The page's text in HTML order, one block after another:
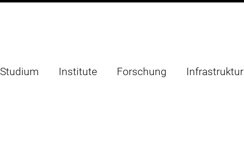
Studium Institute Forschung Infrastruktur